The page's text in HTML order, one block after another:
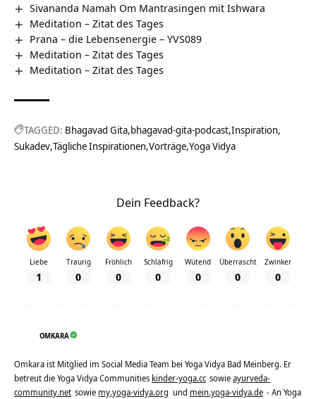
Sivananda Namah Om Mantrasingen mit Ishwara
Meditation – Zitat des Tages
Prana – die Lebensenergie – YVS089
Meditation – Zitat des Tages
Meditation – Zitat des Tages
TAGGED: Bhagavad Gita bhagavad-gita-podcast Inspiration
Sukadev Tägliche Inspirationen Vorträge Yoga Vidya
Dein Feedback?
Liebe
1
Traurig
0
Fröhlich
0
Schläfrig
0
Wütend
0
Überrascht
0
Zwinker
0
OMKARA
Omkara ist Mitglied im Social Media Team bei Yoga Vidya Bad Meinberg. Er
betreut die Yoga Vidya Communities kinder-yoga.cc sowieayurveda-
community.net sowie my.yoga-vidya.org und mein.yoga-vidya.de - An Yoga